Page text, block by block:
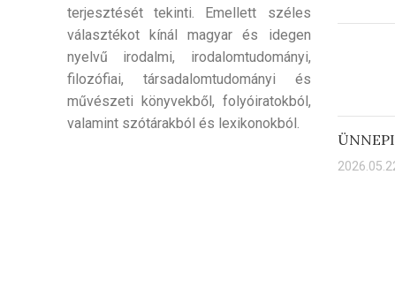
terjesztését tekinti. Emellett széles
választékot kínál magyar és idegen
nyelvű irodalmi, irodalomtudományi,
filozófiai, társadalomtudományi és
művészeti könyvekből, folyóiratokból,
valamint szótárakból és lexikonokból.